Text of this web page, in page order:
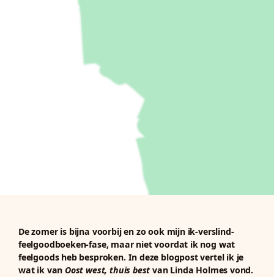
De zomer is bijna voorbij en zo ook mijn ik-verslind-
feelgoodboeken-fase, maar niet voordat ik nog wat
feelgoods heb besproken. In deze blogpost vertel ik je
wat ik vanOost west, thuis best van Linda Holmes vond.